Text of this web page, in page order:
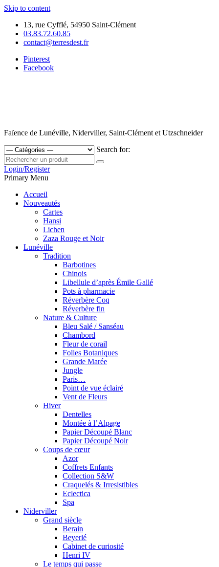
Skip to content
13, rue Cyfflé, 54950 Saint-Clément
03.83.72.60.85
contact@terresdest.fr
Pinterest
Facebook
Faïence de Lunéville, Niderviller, Saint-Clément et Utzschneider
Search for:
Login/Register
Primary Menu
Accueil
Nouveautés
Cartes
Hansi
Lichen
Zaza Rouge et Noir
Lunéville
Tradition
Barbotines
Chinois
Libellule d’après Émile Gallé
Pots à pharmacie
Réverbère Coq
Réverbère fin
Nature & Culture
Bleu Salé / Sanséau
Chambord
Fleur de corail
Folies Botaniques
Grande Marée
Jungle
Paris…
Point de vue éclairé
Vent de Fleurs
Hiver
Dentelles
Montée à l’Alpage
Papier Découpé Blanc
Papier Découpé Noir
Coups de cœur
Azor
Coffrets Enfants
Collection S&W
Craquelés & Irresistibles
Eclectica
Spa
Niderviller
Grand siècle
Berain
Beyerlé
Cabinet de curiosité
Henri IV
Le temps qui passe